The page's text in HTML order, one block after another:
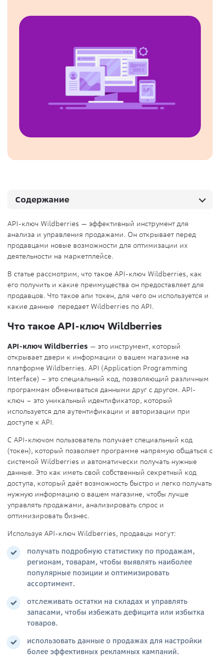
API-ключ Wildberries — эффективный инструмент для
анализа и управления продажами. Он открывает перед
продавцами новые возможности для оптимизации их
деятельности на маркетплейсе.
В статье рассмотрим, что такое API-ключ Wildberries, как
его получить и какие преимущества он предоставляет для
продавцов. Что такое апи токен, для чего он используется и
какие данные передает Wildberries по API.
Что такое API-ключ Wildberries
API-ключ Wildberries — это инструмент, который
открывает двери к информации о вашем магазине на
платформе Wildberries. API (Application Programming
Interface) – это специальный код, позволяющий различным
программам обмениваться данными друг с другом. API-
ключ – это уникальный идентификатор, который
используется для аутентификации и авторизации при
доступе к API.
С API-ключом пользователь получает специальный код
(токен), который позволяет программе напрямую общаться с
системой Wildberries и автоматически получать нужные
данные. Это как иметь свой собственный секретный код
доступа, который даёт возможность быстро и легко получать
нужную информацию о вашем магазине, чтобы лучше
управлять продажами, анализировать спрос и
оптимизировать бизнес.
Используя API-ключ Wildberries, продавцы могут:
получать подробную статистику по продажам,
регионам, товарам, чтобы выявлять наиболее
популярные позиции и оптимизировать
ассортимент.
отслеживать остатки на складах и управлять
запасами, чтобы избежать дефицита или избытка
товаров.
использовать данные о продажах для настройки
более эффективных рекламных кампаний.
Содержание